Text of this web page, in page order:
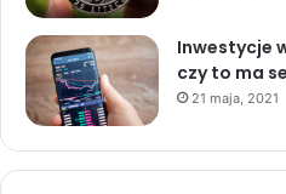
Inwestycje
czy to ma
21 maja, 2021